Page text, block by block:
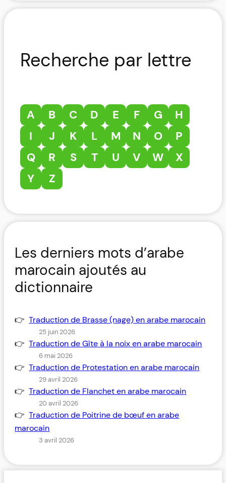
Recherche par lettre
A B C D E F G
H
I
J K L M N O
P
Q
R S T U V W
X
Y
Z
Les derniers mots d’arabe
marocain ajoutés au
dictionnaire
Traduction de Brasse (nage) en arabe marocain
25 juin 2026
Traduction de Gîte à la noix en arabe marocain
6 mai 2026
Traduction de Protestation en arabe marocain
29 avril 2026
Traduction de Flanchet en arabe marocain
20 avril 2026
Traduction de Poitrine de bœuf en arabe
marocain
3 avril 2026